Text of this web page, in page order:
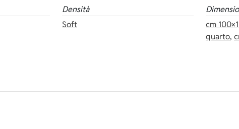
Densità
Soft
cm
quarto,